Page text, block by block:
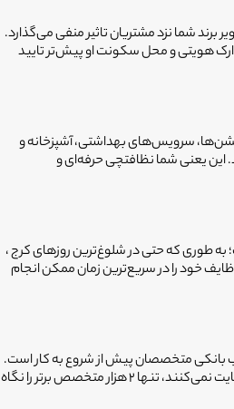
شما نزد مشتریان تاثیر منفی می‌گذارد.
هویتی و محل سکونت او پیش‌تر تایید
سرویس‌های بهداشتی، آشپزخانه و
این یعنی شما نظافتچی حرفه‌ای و
به طوری که حتی در شلوغ‌ترین روزهای کرج ،
خود را در سریع‌ترین زمان ممکن انجام
که شامل بررسی تخصص و تایید حساب بانکی متخصصان پیش از شروع به کار است.
ضمانت خدمات فیکسا به این معناست که اگر از نتیجه کار رضایت نداشتید، تیم پشتیبانی تا رفع کامل مشکل در کنار شماست. ما با فیلتر کردن افرادی که استانداردهای بهداشتی و اخلاقی فیکسا را رعایت نمی‌کنند، تنها ۲ هزار متخصص برتر را نگاه